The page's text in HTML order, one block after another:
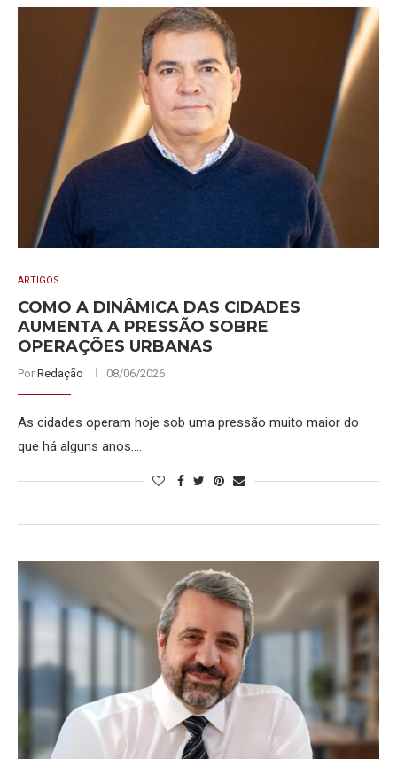
ARTIGOS
COMO A DINÂMICA DAS CIDADES
AUMENTA A PRESSÃO SOBRE
OPERAÇÕES URBANAS
Por Redação 08/06/2026
As cidades operam hoje sob uma pressão muito maior do
que há alguns anos.…